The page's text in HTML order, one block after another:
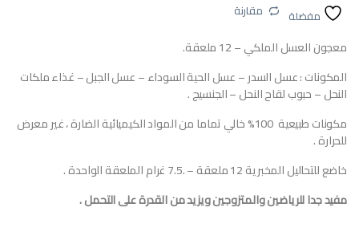
مفضلة مقارنة
معجون العسل الملكي – 12 ملعقة.
المكونات : عسل السدر – عسل الحية السوداء – عسل الجبل – غذاء ملكات
النحل – حبوب لقاح النحل – الجنسيج .
مكونات طبيعية 100% خالي تماما من المواد الكيميائية الضارة ، غير معرض
للحرارة .
خاضع للتحاليل المخبرية 12 ملعقة – .7.5 غرام الملعقة الواحدة .
مفيد جدا للرياضين والمتزوجين ويزيد من القدرة على التحمل .